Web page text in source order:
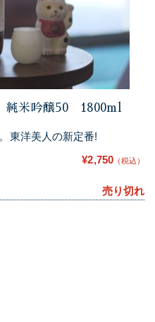
米吟醸50 1800ml
東洋美人の新定番!
¥2,750 （税込）
売り切れ